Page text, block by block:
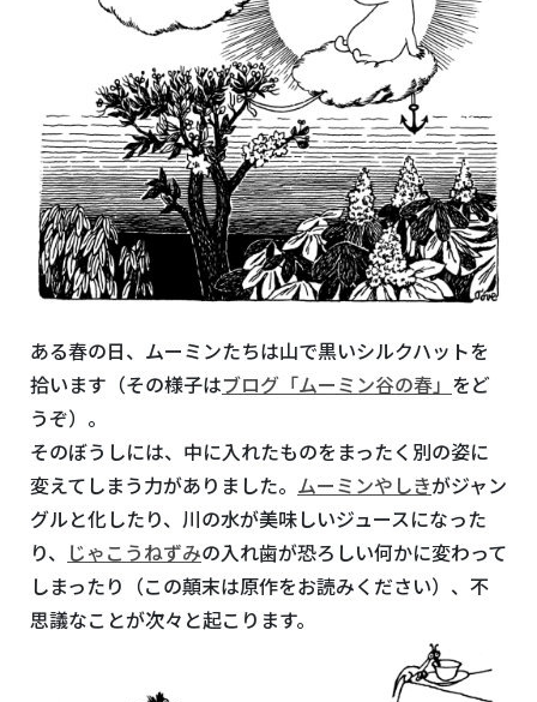
ある春の日、ムーミンたちは山で黒いシルクハットを
拾います（その様子はブログ「ムーミン谷の春」 をど
うぞ）。
そのぼうしには、中に入れたものをまったく別の姿に
変えてしまう力がありました。 ムーミンやしきがジャン
グルと化したり、川の水が美味しいジュースになった
り、 じゃこうねずみの入れ歯が恐ろしい何かに変わって
しまったり（この顛末は原作をお読みください）、不
思議なことが次々と起こります。